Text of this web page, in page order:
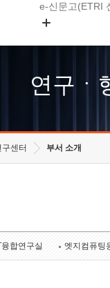
e-신문고(ETRI
고객의소리
수의계약 현황
연구ㆍ
센터 부서 소개
합연구실 엣지컴퓨팅